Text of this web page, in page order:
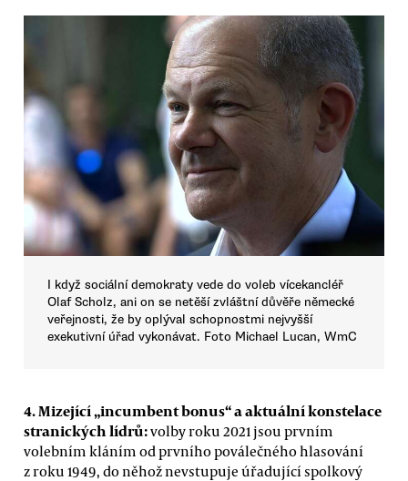
I když sociální demokraty vede do voleb vícekancléř
Olaf Scholz, ani on se netěší zvláštní důvěře německé
veřejnosti, že by oplýval schopnostmi nejvyšší
exekutivní úřad vykonávat. Foto Michael Lucan, WmC
4. Mizející „incumbent bonus“ a aktuální konstelace
stranických lídrů:volby roku 2021 jsou prvním
volebním kláním od prvního poválečného hlasování
z roku 1949, do něhož nevstupuje úřadující spolkový